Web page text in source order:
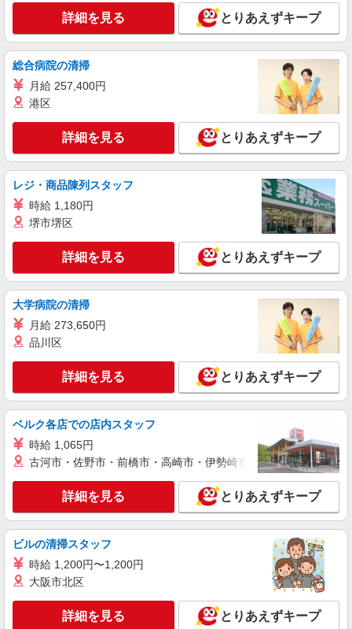
日研トータルソーシング株式会社 メディカルケア事業部/高崎オフィ
ス【看護助手】
看護助手（ナースエイド）
時給1,250円 ★週払いOK（規定あり） ※給与
キープ 詳細を見る
派遣社員
株式会社kotrio /●TK-H-2099690
＜高時給＞八木原駅近くの病院で安定した働き
時給1400円〜2125円 ＜日払い有/週払い有/交
通費全支給(ガソリン代含む)＞
渋川市
キープ 詳細を見る
派遣社員
＜渋川駅＞綺麗な病院の看護助手
時給1500円〜2125円 ＜日払い有/週払い有/交
通費全支給(ガソリン代含む)＞
渋川市 交通費全額支給あり
キープ 詳細を見る
パート 派遣社員
日研トータルソーシング株式会社 メディカルケア事業部/高崎オフィ
ス【看護助手】
看護助手（ナースエイド）
時給1,250円 ★週払いOK（規定あり） ※給与
詳細を見る とりあえずキープ
総合病院の清掃
月給 257,400円
港区
詳細を見る とりあえずキープ
レジ・商品陳列スタッフ
時給 1,180円
堺市堺区
詳細を見る とりあえずキープ
大学病院の清掃
月給 273,650円
品川区
詳細を見る とりあえずキープ
ベルク各店での店内スタッフ
時給 1,065円
古河市・佐野市・前橋市・高崎市・伊勢崎市・太田市・館林市
詳細を見る とりあえずキープ
ビルの清掃スタッフ
時給 1,200円〜1,200円
大阪市北区
詳細を見る とりあえずキープ